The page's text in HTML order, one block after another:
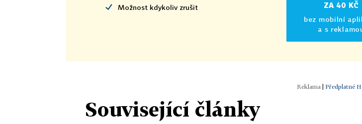
Možnost kdykoliv zrušit
ZA 40 KČ
bez mobilní
a s
| Předplatné
Související články